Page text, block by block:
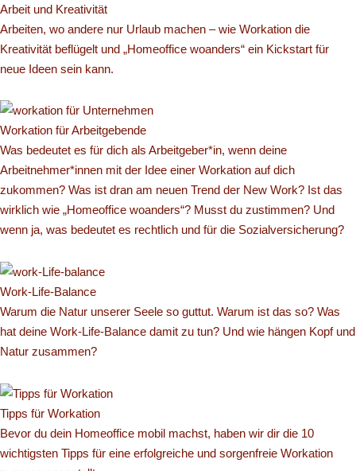
Arbeit und Kreativität
Arbeiten, wo andere nur Urlaub machen – wie Workation die
Kreativität beflügelt und „Homeoffice woanders“ ein Kickstart für
neue Ideen sein kann.
Workation für Arbeitgebende
Was bedeutet es für dich als Arbeitgeber*in, wenn deine
Arbeitnehmer*innen mit der Idee einer Workation auf dich
zukommen? Was ist dran am neuen Trend der New Work? Ist das
wirklich wie „Homeoffice woanders“? Musst du zustimmen? Und
wenn ja, was bedeutet es rechtlich und für die Sozialversicherung?
Work-Life-Balance
Warum die Natur unserer Seele so guttut. Warum ist das so? Was
hat deine Work-Life-Balance damit zu tun? Und wie hängen Kopf und
Natur zusammen?
Tipps für Workation
Bevor du dein Homeoffice mobil machst, haben wir dir die 10
wichtigsten Tipps für eine erfolgreiche und sorgenfreie Workation